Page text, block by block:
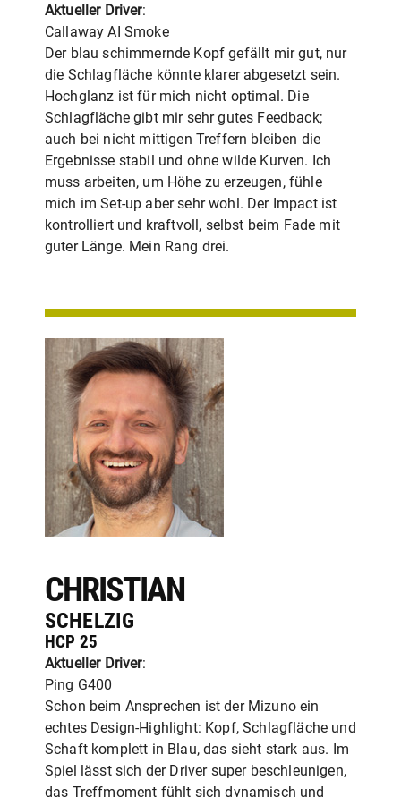
Aktueller Driver:
Callaway AI Smoke
Der blau schimmernde Kopf gefällt mir gut, nur
die Schlagfläche könnte klarer abgesetzt sein.
Hochglanz ist für mich nicht optimal. Die
Schlagfläche gibt mir sehr gutes Feedback;
auch bei nicht mittigen Treffern bleiben die
Ergebnisse stabil und ohne wilde Kurven. Ich
muss arbeiten, um Höhe zu erzeugen, fühle
mich im Set-up aber sehr wohl. Der Impact ist
kontrolliert und kraftvoll, selbst beim Fade mit
guter Länge. Mein Rang drei.
CHRISTIAN
SCHELZIG
HCP 25
Aktueller Driver:
Ping G400
Schon beim Ansprechen ist der Mizuno ein
echtes Design‑Highlight: Kopf, Schlagfläche und
Schaft komplett in Blau, das sieht stark aus. Im
Spiel lässt sich der Driver super beschleunigen,
das Treffmoment fühlt sich dynamisch und